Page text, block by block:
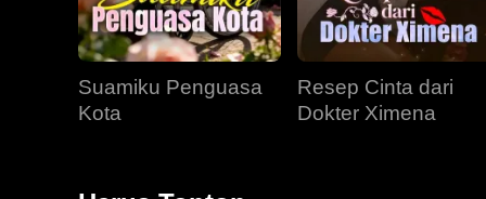
Suamiku Penguasa
Kota
Resep Cinta dari
Dokter Ximena